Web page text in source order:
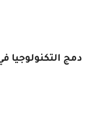
دمج التكنولوجيا